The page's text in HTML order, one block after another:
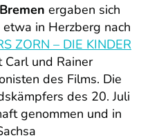
ergaben sich
in Herzberg nach
ZORN – DIE KINDER
Carl und Rainer
des Films. Die
des 20. Juli
genommen und in